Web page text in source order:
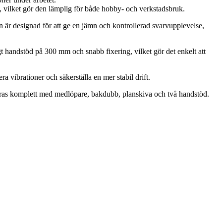
gör den lämplig för både hobby- och verkstadsbruk.
designad för att ge en jämn och kontrollerad svarvupplevelse,
handstöd på 300 mm och snabb fixering, vilket gör det enkelt att
vibrationer och säkerställa en mer stabil drift.
komplett med medlöpare, bakdubb, planskiva och två handstöd.